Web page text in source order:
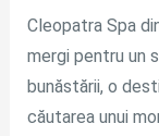
Cleopatra Spa
mergi pentru un
bunăstării, o
căutarea unui